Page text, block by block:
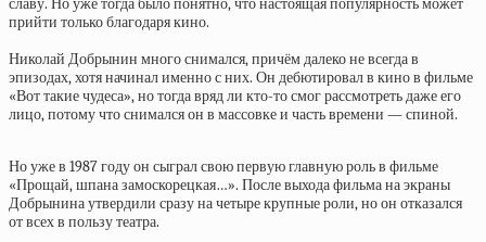
славу. Но уже тогда было понятно, что настоящая популярность может
прийти только благодаря кино.
Николай Добрынин много снимался, причём далеко не всегда в
эпизодах, хотя начинал именно с них. Он дебютировал в кино в фильме
«Вот такие чудеса», но тогда вряд ли кто-то смог рассмотреть даже его
лицо, потому что снимался он в массовке и часть времени — спиной.
Но уже в 1987 году он сыграл свою первую главную роль в фильме
«Прощай, шпана замоскорецкая…». После выхода фильма на экраны
Добрынина утвердили сразу на четыре крупные роли, но он отказался
от всех в пользу театра.